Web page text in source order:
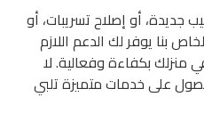
أو إصلاح تسريبات، أو
يوفر لك الدعم اللازم
بكفاءة وفعالية. لا
على خدمات متميزة تلبي